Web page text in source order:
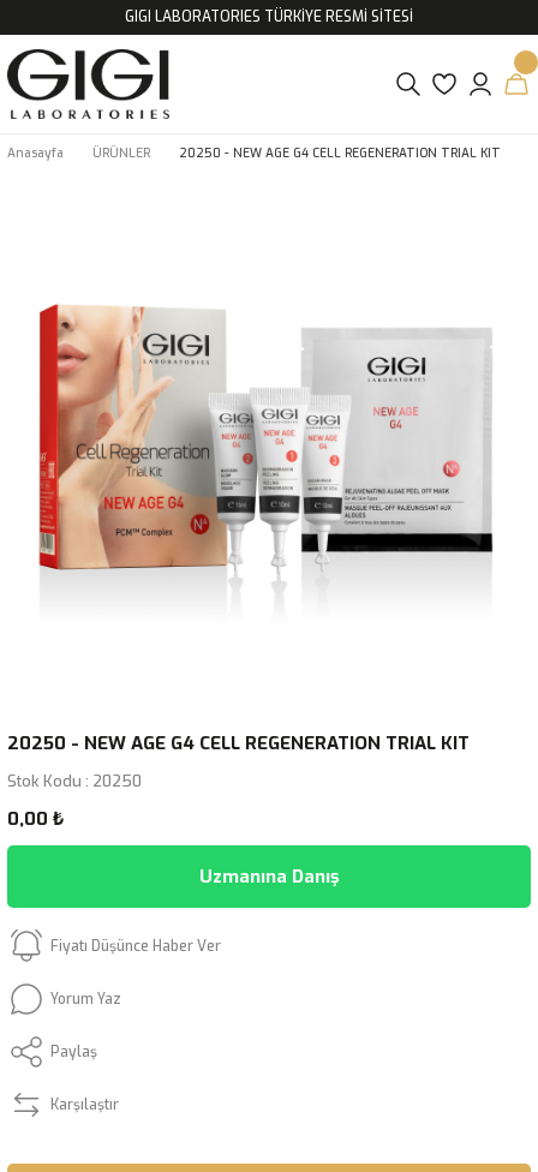
GIGI LABORATORIES TÜRKİYE RESMİ SİTESİ
Anasayfa ÜRÜNLER 20250 - NEW AGE G4 CELL REGENERATION TRIAL KIT
20250 - NEW AGE G4 CELL REGENERATION TRIAL KIT
Stok Kodu : 20250
0,00 ₺
Uzmanına Danış
Fiyatı Düşünce Haber Ver
Yorum Yaz
Paylaş
Karşılaştır